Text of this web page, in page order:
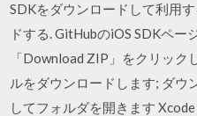
SDKをダウンロードして利用
ドする. GitHubのiOS SDKペー
「Download ZIP」をクリック
ルをダウンロードします; ダウ
してフォルダを開きます